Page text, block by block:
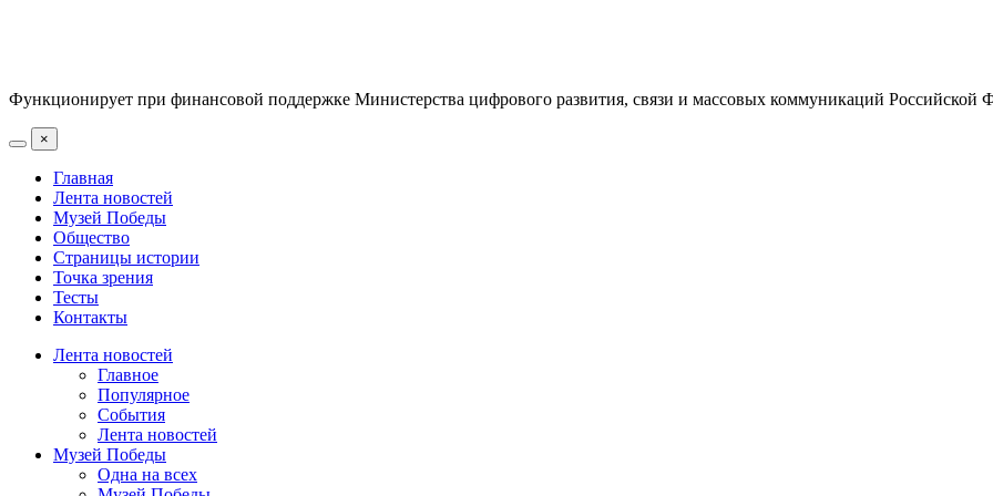
Функционирует при финансовой поддержке Министерства цифрового развития, связи и массовых коммуникаций Российской
×
Главная
Лента новостей
Музей Победы
Общество
Страницы истории
Точка зрения
Тесты
Контакты
Лента новостей
Главное
Популярное
События
Лента новостей
Музей Победы
Одна на всех